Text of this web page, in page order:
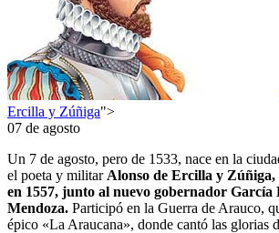
Ercilla y Zúñiga">
07 de agosto
Un 7 de agosto, pero de 1533, nace en la
el poeta y militar Alonso de Ercilla y Zúñiga,
en 1557, junto al nuevo gobernador García
Mendoza. Participó en la Guerra de Arauco,
épico «La Araucana», donde cantó las glorias